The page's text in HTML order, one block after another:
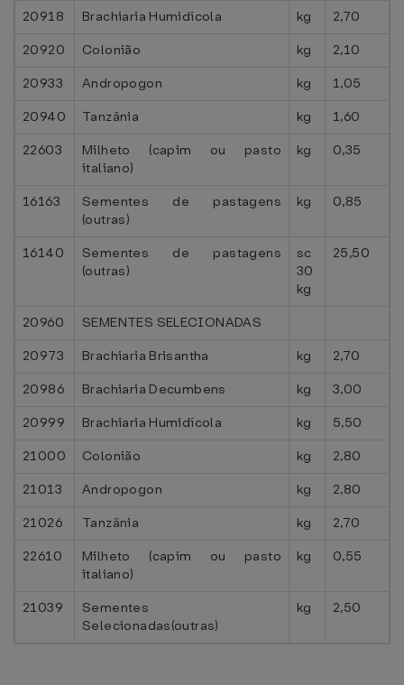
20918
Brachiaria Humidícola kg
2,70
20920
Colonião kg
2,10
20933
Andropogon kg
1,05
20940
Tanzânia kg
1,60
22603
Milheto (capim ou pasto
italiano)
kg 0,35
16163
Sementes de pastagens
(outras)
kg 0,85
16140
Sementes de pastagens
(outras)
sc
30
kg
25,50
20960
SEMENTES SELECIONADAS
20973
Brachiaria Brisantha kg
2,70
20986
Brachiaria Decumbens kg
3,00
20999
Brachiaria Humidícola kg
5,50
21000
Colonião kg
2,80
21013
Andropogon kg
2,80
21026
Tanzânia kg
2,70
22610
Milheto (capim ou pasto
italiano)
kg 0,55
21039
Sementes
Selecionadas(outras)
kg 2,50